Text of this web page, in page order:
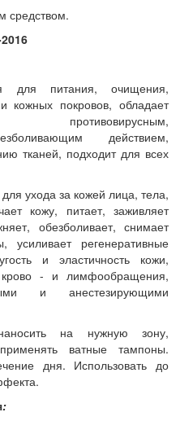
средством.
для питания, очищения,
кожных покровов, обладает
противовирусным,
действием,
тканей, подходит для всех
ухода за кожей лица, тела,
кожу, питает, заживляет
обезболивает, снимает
усиливает регенеративные
и эластичность кожи,
крово - и лимфообращения,
и анестезирующими
на нужную зону,
ватные тампоны.
дня. Использовать до
: